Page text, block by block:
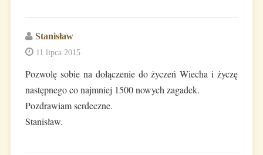
Stanisław
11 lipca 2015
Pozwolę sobie na dołączenie do życzeń Wiecha i życzę
następnego co najmniej 1500 nowych zagadek.
Pozdrawiam serdeczne.
Stanisław.